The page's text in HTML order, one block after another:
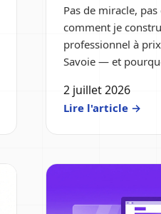
Pas de miracle,
comment je
professionnel à
Savoie — et
2 juillet 2026
Lire l'article →